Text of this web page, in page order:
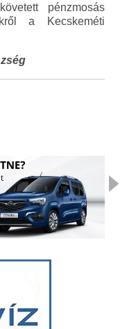
pénzmosás
a Kecskeméti